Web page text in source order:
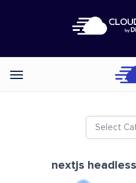
Categories
Select
nextjs